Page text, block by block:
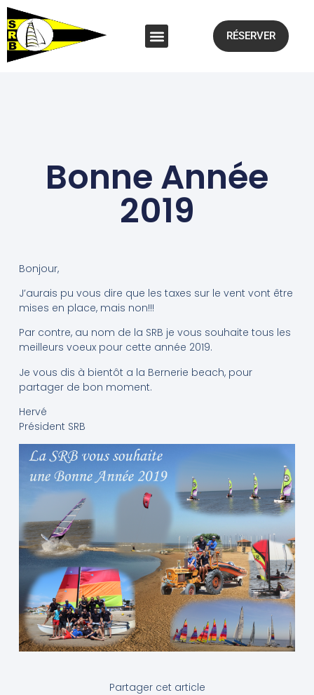
RÉSERVER
Bonne Année
2019
Bonjour,
J’aurais pu vous dire que les taxes sur le vent vont être
mises en place, mais non!!!
Par contre, au nom de la SRB je vous souhaite tous les
meilleurs voeux pour cette année 2019.
Je vous dis à bientôt a la Bernerie beach, pour
partager de bon moment.
Hervé
Président SRB
Partager cet article